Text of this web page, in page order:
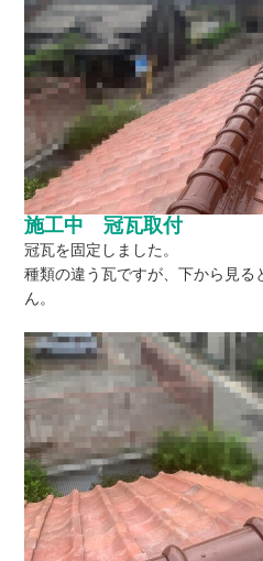
施工中 冠瓦取付
冠瓦を固定しました。
種類の違う瓦ですが、下から見る
ん。